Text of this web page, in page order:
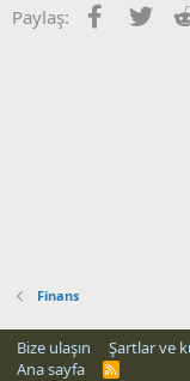
Paylaş: Facebook
Finans
Bize ulaşın Şartlar ve
Ana sayfa
R